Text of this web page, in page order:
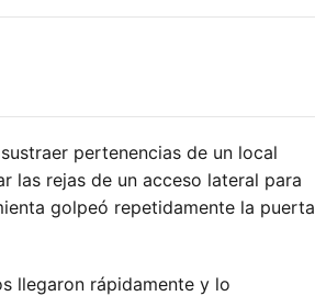
pertenencias de un local
las rejas de un acceso lateral para
golpeó repetidamente la puerta
llegaron rápidamente y lo